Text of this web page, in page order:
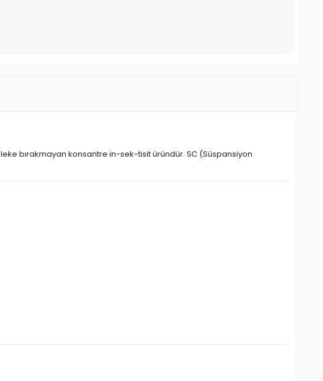
bırakmayan konsantre in-sek-tisit üründür. SC (Süspansiyon